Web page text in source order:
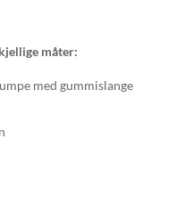
måter:
med gummislange